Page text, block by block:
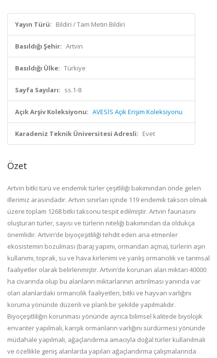
Yayın Türü: Bildiri / Tam Metin Bildiri
Basıldığı Şehir: Artvin
Basıldığı Ülke: Türkiye
Sayfa Sayıları: ss.1-8
Açık Arşiv Koleksiyonu: AVESİS Açık Erişim Koleksiyonu
Karadeniz Teknik Üniversitesi Adresli: Evet
Özet
Artvin bitki türü ve endemik türler çeşitliliği bakımından önde gelen
illerimiz arasındadır. Artvin sınırları içinde 119 endemik takson olmak
üzere toplam 1268 bitki taksonu tespit edilmiştir. Artvin faunasını
oluşturan türler, sayısı ve türlerin niteliği bakımından da oldukça
önemlidir. Artvin’de biyoçeşitliliği tehdit eden ana etmenler
ekosistemin bozulması (baraj yapımı, ormandan açma), türlerin aşırı
kullanımı, toprak, su ve hava kirlenimi ve yanlış ormancılık ve tarımsal
faaliyetler olarak belirlenmiştir. Artvin’de korunan alan miktarı 40000
ha civarında olup bu alanların miktarlarının artırılması yanında var
olan alanlardaki ormancılık faaliyetleri, bitki ve hayvan varlığını
koruma yönünde düzenli ve planlı bir şekilde yapılmalıdır.
Biyoçeşitliliğin korunması yönünde ayrıca bilimsel kalitede biyolojik
envanter yapılmalı, karışık ormanların varlığını sürdürmesi yönünde
müdahale yapılmalı, ağaçlandırma amacıyla doğal türler kullanılmalı
ve özellikle geniş alanlarda yapılan ağaçlandırma çalışmalarında